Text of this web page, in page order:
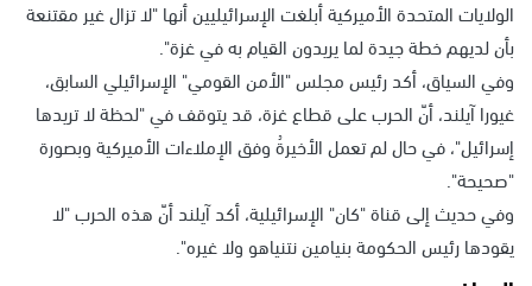
الولايات المتحدة الأميركية أبلغت الإسرائيليين أنها "لا تزال غير مقتنعة
بأن لديهم خطة جيدة لما يريدون القيام به في غزة".
وفي السياق، أكد رئيس مجلس "الأمن القومي" الإسرائيلي السابق،
غيورا آيلند، أنّ الحرب على قطاع غزة، قد يتوقف في "لحظة لا تريدها
إسرائيل"، في حال لم تعمل الأخيرةُ وفق الإملاءات الأميركية وبصورة
"صحيحة".
وفي حديث إلى قناة "كان" الإسرائيلية، أكد آيلند أنّ هذه الحرب "لا
يقودها رئيس الحكومة بنيامين نتنياهو ولا غيره".